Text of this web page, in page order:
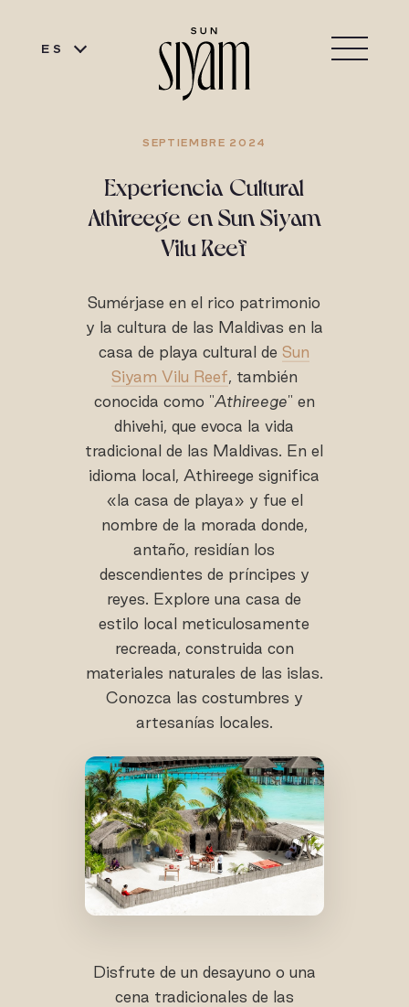
ES
SEPTIEMBRE 2024
Experiencia Cultural
Athireege en Sun Siyam
Vilu Reef
Sumérjase en el rico patrimonio
y la cultura de las Maldivas en la
casa de playa cultural deSun
Siyam Vilu Reef, también
conocida como "Athireege" en
dhivehi, que evoca la vida
tradicional de las Maldivas. En el
idioma local, Athireege significa
«la casa de playa» y fue el
nombre de la morada donde,
antaño, residían los
descendientes de príncipes y
reyes. Explore una casa de
estilo local meticulosamente
recreada, construida con
materiales naturales de las islas.
Conozca las costumbres y
artesanías locales.
Disfrute de un desayuno o una
cena tradicionales de las